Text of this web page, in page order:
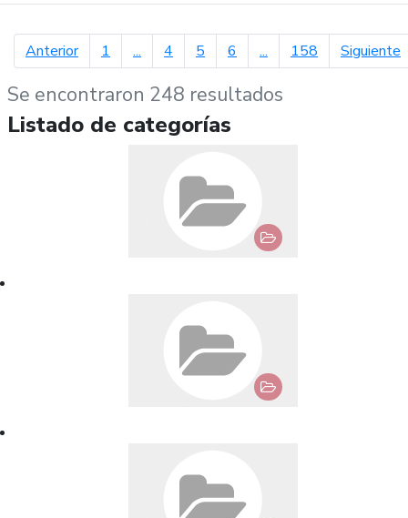
Anteriorpágina anterior
1 ... 4 5 6 ... 158 Siguiente
Se encontraron 248 resultados
Listado de categorías